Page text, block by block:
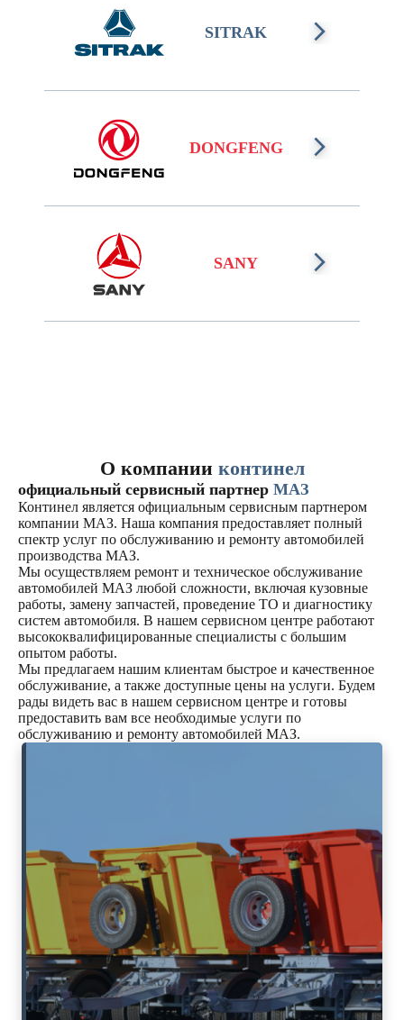
SITRAK
DONGFENG
SANY
О компании континел
официальный сервисный партнер МАЗ
Континел является официальным сервисным партнером
компании МАЗ. Наша компания предоставляет полный
спектр услуг по обслуживанию и ремонту автомобилей
производства МАЗ.
Мы осуществляем ремонт и техническое обслуживание
автомобилей МАЗ любой сложности, включая кузовные
работы, замену запчастей, проведение ТО и диагностику
систем автомобиля. В нашем сервисном центре работают
высококвалифицированные специалисты с большим
опытом работы.
Мы предлагаем нашим клиентам быстрое и качественное
обслуживание, а также доступные цены на услуги. Будем
рады видеть вас в нашем сервисном центре и готовы
предоставить вам все необходимые услуги по
обслуживанию и ремонту автомобилей МАЗ.